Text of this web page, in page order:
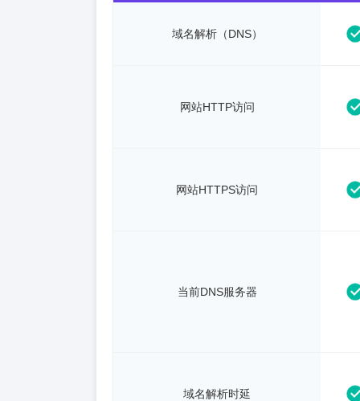
域名解析（DNS）
网站HTTP访问
网站HTTPS访问
当前DNS服务器
域名解析时延